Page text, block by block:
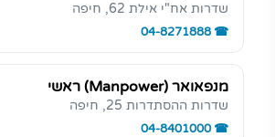
שדרות אח"י אילת 62, חיפה
04-8271888
מנפאואר (Manpower) ראשי
שדרות ההסתדרות 25, חיפה
04-8401000